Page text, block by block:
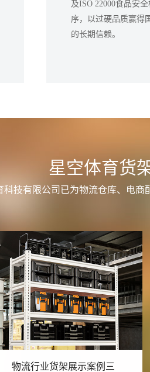
及ISO 22000食品安
序，以过硬品质赢得
的长期信赖。
星空体育货
科技有限公司已为物流仓库、电
物流行业货架展示案例二